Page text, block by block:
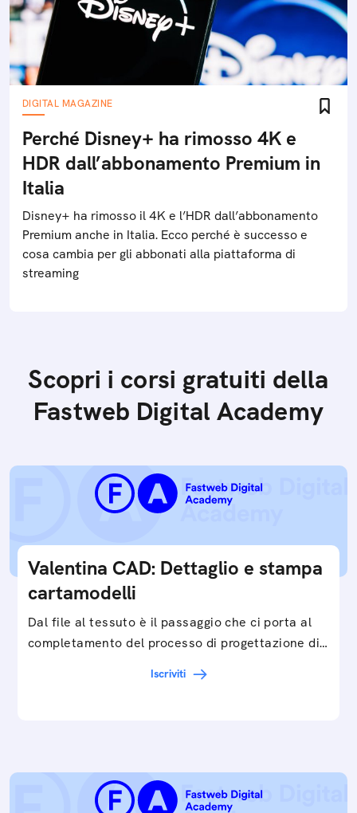
DIGITAL MAGAZINE
Perché Disney+ ha rimosso 4K e
HDR dall’abbonamento Premium in
Italia
Disney+ ha rimosso il 4K e l’HDR dall’abbonamento
Premium anche in Italia. Ecco perché è successo e
cosa cambia per gli abbonati alla piattaforma di
streaming
Scopri i corsi gratuiti della
Fastweb Digital Academy
Valentina CAD: Dettaglio e stampa
cartamodelli
Dal file al tessuto è il passaggio che ci porta al
completamento del processo di progettazione di
Iscriviti